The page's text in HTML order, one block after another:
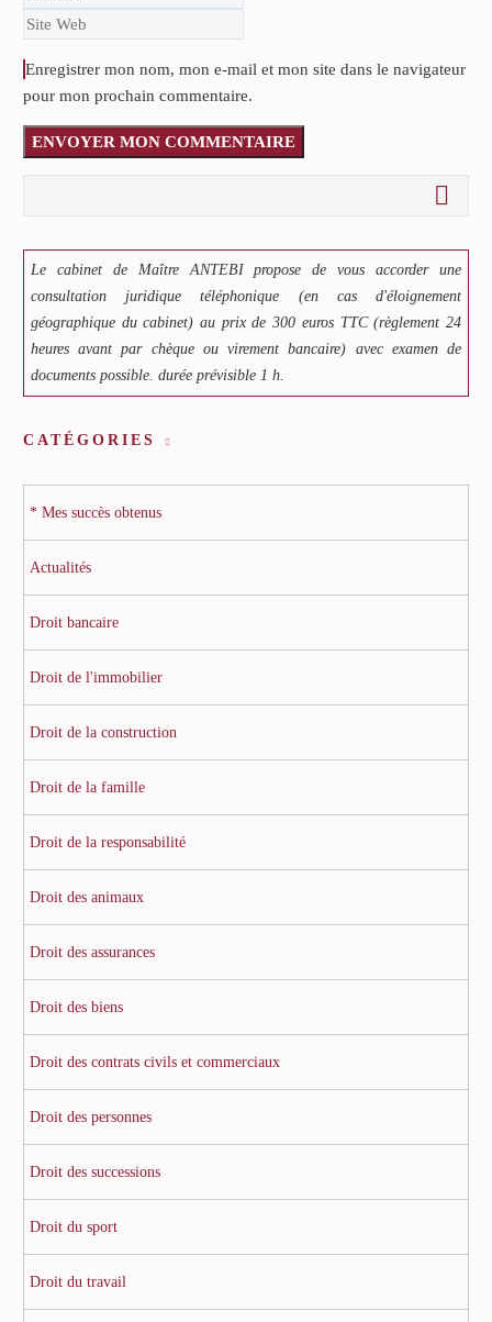
Enregistrer mon nom, mon e-mail et mon site dans le navigateur
pour mon prochain commentaire.
ENVOYER MON COMMENTAIRE
Le cabinet de Maître ANTEBI propose de vous accorder une
consultation juridique téléphonique (en cas d'éloignement
géographique du cabinet) au prix de 300 euros TTC (règlement 24
heures avant par chèque ou virement bancaire) avec examen de
documents possible. durée prévisible 1 h.
CATÉGORIES
* Mes succès obtenus
Actualités
Droit bancaire
Droit de l'immobilier
Droit de la construction
Droit de la famille
Droit de la responsabilité
Droit des animaux
Droit des assurances
Droit des biens
Droit des contrats civils et commerciaux
Droit des personnes
Droit des successions
Droit du sport
Droit du travail